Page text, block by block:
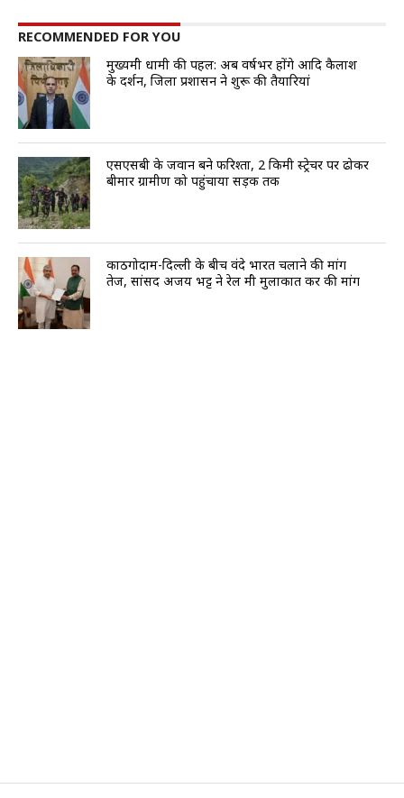
RECOMMENDED FOR YOU
मुख्यमंत्री धामी की पहल: अब वर्षभर होंगे आदि कैलाश
के दर्शन, जिला प्रशासन ने शुरू की तैयारियां
एसएसबी के जवान बने फरिश्ता, 2 किमी स्ट्रेचर पर ढोकर
बीमार ग्रामीण को पहुंचाया सड़क तक
काठगोदाम-दिल्ली के बीच वंदे भारत चलाने की मांग
तेज, सांसद अजय भट्ट ने रेल मंत्री मुलाकात कर की मांग